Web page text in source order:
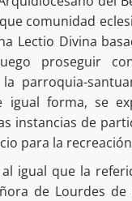
comunidad
Lectio Divina
proseguir
parroquia-
igual forma, se
instancias de
para la
igual que la
de Lourdes